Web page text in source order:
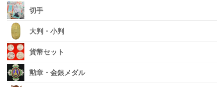
切手
大判・小判
貨幣セット
勲章・金銀メダル